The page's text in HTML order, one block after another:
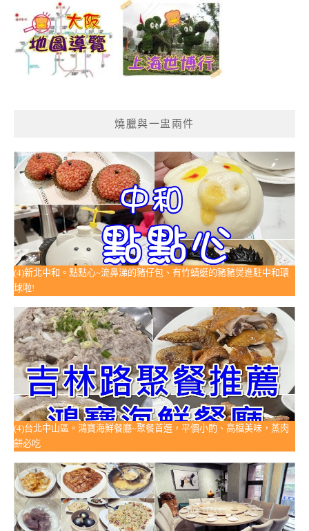
燒臘與一盅兩件
(4)新北中和。點點心~流鼻涕的豬仔包、有竹蜻蜓的豬豬煲進駐中和環
球啦!
(4)台北中山區。鴻寶海鮮餐廳~聚餐首選，平價小酌、高檔美味，蒸肉
餅必吃